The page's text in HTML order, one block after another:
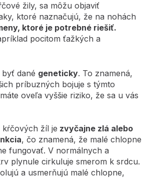
žily, sa môžu objaviť
ktoré naznačujú, že na nohách
ktoré je potrebné riešiť.
pocitom ťažkých a
dané geneticky. To znamená,
príbuzných bojuje s týmto
oveľa vyššie riziko, že sa u vás
žíl je zvyčajne zlá alebo
, čo znamená, že malé chlopne
fungovať. V normálnych a
plynule cirkuluje smerom k srdcu.
a usmerňujú malé chlopne,